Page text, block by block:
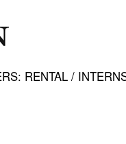
RENTAL /